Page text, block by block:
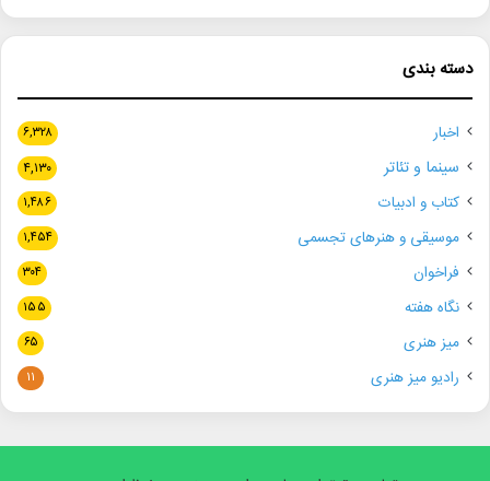
دسته بندی
اخبار ۶,۳۲۸
سینما و تئاتر ۴,۱۳۰
کتاب و ادبیات ۱,۴۸۶
موسیقی و هنرهای تجسمی ۱,۴۵۴
فراخوان ۳۰۴
نگاه هفته ۱۵۵
میز هنری ۶۵
رادیو میز هنری ۱۱